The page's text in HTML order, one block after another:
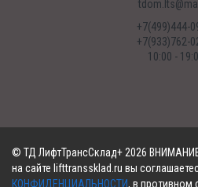
+7(499)444-
+7(933)762-
10:00 -
© ТД ЛифтТрансСклад+ 2026
на сайте lifttranssklad.ru вы
КОНФИДЕНЦИАЛЬНОСТИ, в противном